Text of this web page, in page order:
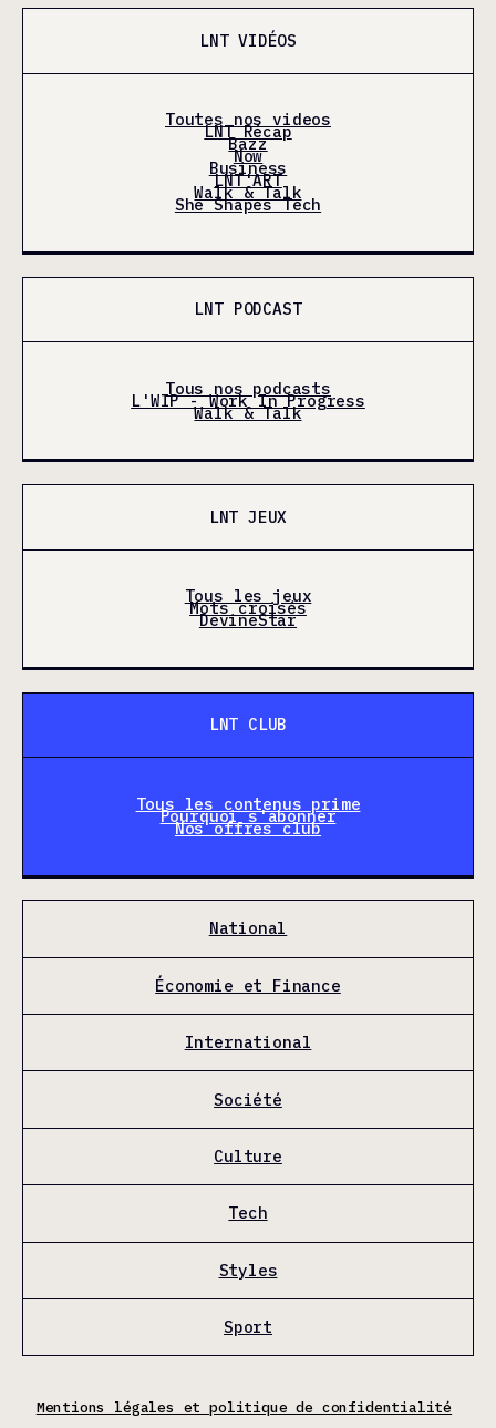
LNT VIDÉOS
Toutes nos videos
LNT Récap
Bazz
Now
Business
LNT'ART
Walk & Talk
She Shapes Tech
LNT PODCAST
Tous nos podcasts
L'WIP - Work In Progress
Walk & Talk
LNT JEUX
Tous les jeux
Mots croisés
DevineStar
LNT CLUB
Tous les contenus prime
Pourquoi s'abonner
Nos offres club
National
Économie et Finance
International
Société
Culture
Tech
Styles
Sport
Mentions légales et politique de confidentialité